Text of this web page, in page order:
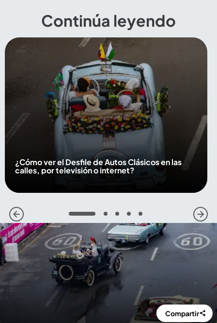
Continúa leyendo
¿Cómo ver el Desfile de Autos Clásicos en las
calles, por televisión o internet?
1 2 3 4 5
Compartir